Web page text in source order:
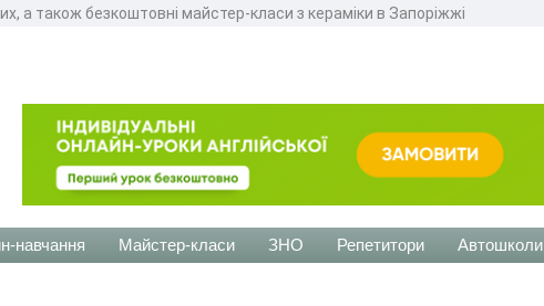
а також безкоштовні майстер-класи з кераміки в Запоріжжі
навчання Майстер-класи ЗНО Репетитори Автошколи